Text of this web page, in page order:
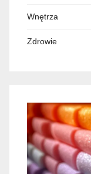
Wnętrza
Zdrowie